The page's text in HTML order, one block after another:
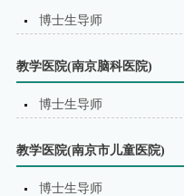
博士生导师
教学医院(南京脑科医院)
博士生导师
教学医院(南京市儿童医院)
博士生导师